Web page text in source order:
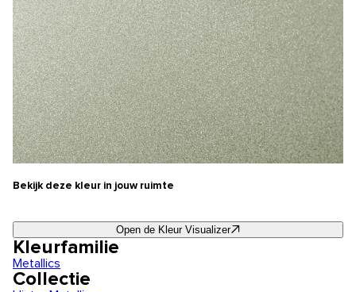
Bekijk deze kleur in jouw ruimte
Open de Kleur Visualizer
Kleurfamilie
Metallics
Collectie